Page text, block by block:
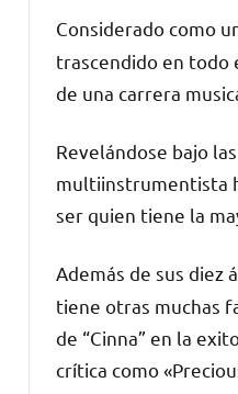
Considerado como
trascendido en todo
de una carrera
Revelándose bajo
multiinstrumentista
ser quien tiene la
Además de sus diez
tiene otras muchas
de “Cinna” en la
crítica como